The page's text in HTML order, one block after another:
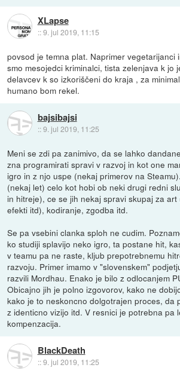
XLapse
::9. jul 2019, 11:15
povsod je temna plat. Naprimer vegetarijanci
smo mesojedci kriminalci, tista zelenjava k jo
delavcev k so izkoriščeni do kraja , za
humano bom rekel.
bajsibajsi
::9. jul 2019, 11:25
Meni se zdi pa zanimivo, da se lahko
zna programirati spravi v razvoj in kot one
igro in z njo uspe (nekaj primerov na
(nekaj let) celo kot hobi ob neki drugi redni
in hitreje), ce se jih nekaj spravi skupaj za art
efekti itd), kodiranje, zgodba itd.
Se pa vsebini clanka sploh ne cudim.
ko studiji splavijo neko igro, ta postane hit,
v teamu pa ne raste, kljub prepotrebnemu
razvoju. Primer imamo v "slovenskem"
razvili Mordhau. Enako je bilo z odlocanjem
Obicajno jih je polno izgovorov, kako ne
kako je to neskoncno dolgotrajen proces, da
z identicno vizijo itd. V resnici je potrebna pa
kompenzacija.
BlackDeath
::9. jul 2019, 11:25